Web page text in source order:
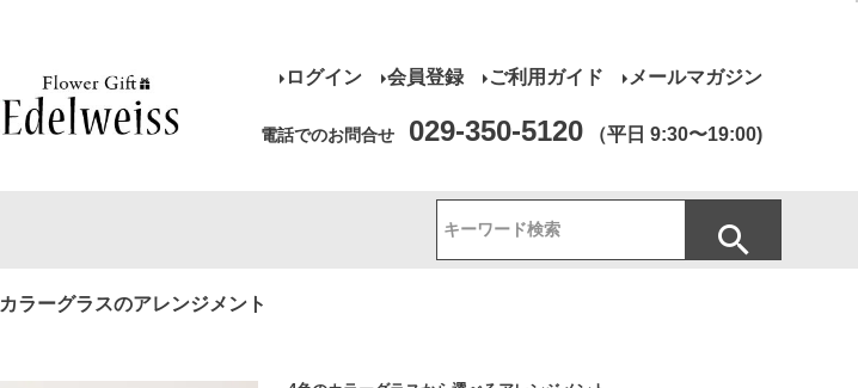
ログイン 会員登録 ご利用ガイド メールマガジン
電話でのお問合せ 029-350-5120 （平日 9:30〜19:00)
カラーグラスのアレンジメント